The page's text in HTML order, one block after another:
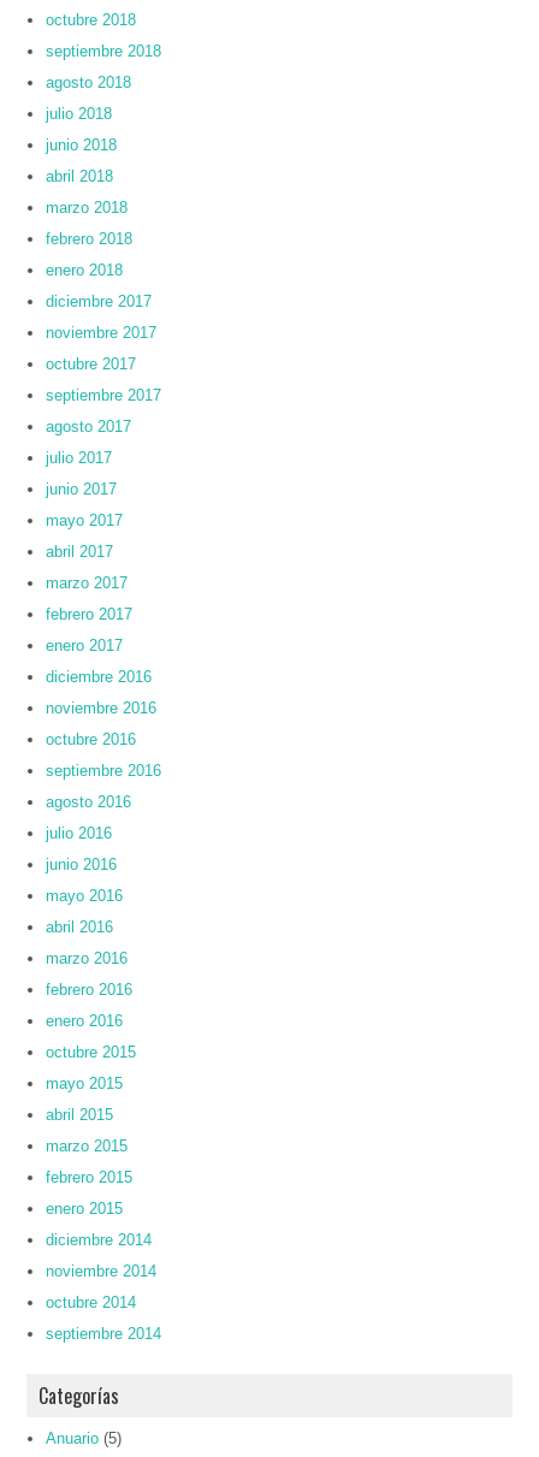
octubre 2018
septiembre 2018
agosto 2018
julio 2018
junio 2018
abril 2018
marzo 2018
febrero 2018
enero 2018
diciembre 2017
noviembre 2017
octubre 2017
septiembre 2017
agosto 2017
julio 2017
junio 2017
mayo 2017
abril 2017
marzo 2017
febrero 2017
enero 2017
diciembre 2016
noviembre 2016
octubre 2016
septiembre 2016
agosto 2016
julio 2016
junio 2016
mayo 2016
abril 2016
marzo 2016
febrero 2016
enero 2016
octubre 2015
mayo 2015
abril 2015
marzo 2015
febrero 2015
enero 2015
diciembre 2014
noviembre 2014
octubre 2014
septiembre 2014
Categorías
Anuario (5)